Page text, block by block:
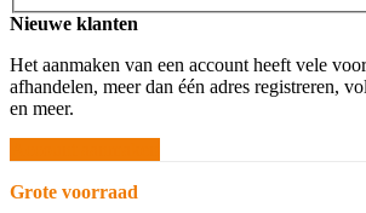
Nieuwe klanten
Het aanmaken van een account heeft vele
afhandelen, meer dan één adres registreren,
en meer.
Grote voorraad